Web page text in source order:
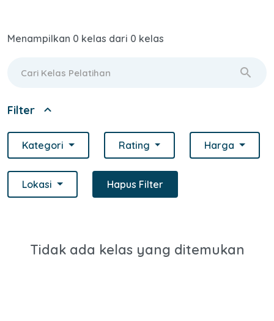
Menampilkan 0 kelas dari 0 kelas
search
Filter expand_less
Kategori Rating Harga
Lokasi Hapus Filter
Tidak ada kelas yang ditemukan